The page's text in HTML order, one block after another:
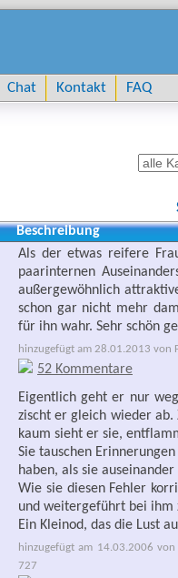
Chat Kontakt FAQ
Beschreibung
Als der etwas reifere
paarinternen
außergewöhnlich
schon gar nicht mehr
für ihn wahr. Sehr schön
hinzugefügt am 28.01.2013 von
52 Kommentare
Eigentlich geht er nur
zischt er gleich wieder ab.
kaum sieht er sie,
Sie tauschen
haben, als sie
Wie sie diesen Fehler
und weitergeführt bei ihm
Ein Kleinod, das die Lust
hinzugefügt am 14.03.2006
727